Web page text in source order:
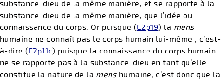
substance-dieu de la même manière, et se rapporte à la
substance-dieu de la même manière, que l’idée ou
connaissance du corps. Or puisque (E2p19) la mens
humaine ne connaît pas le corps humain lui-même ; c’est-
à-dire (E2p11c) puisque la connaissance du corps humain
ne se rapporte pas à la substance-dieu en tant qu’elle
constitue la nature de la mens humaine, c’est donc que la